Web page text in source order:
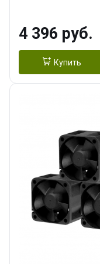
D：AM4、
4 396 руб.
Купить